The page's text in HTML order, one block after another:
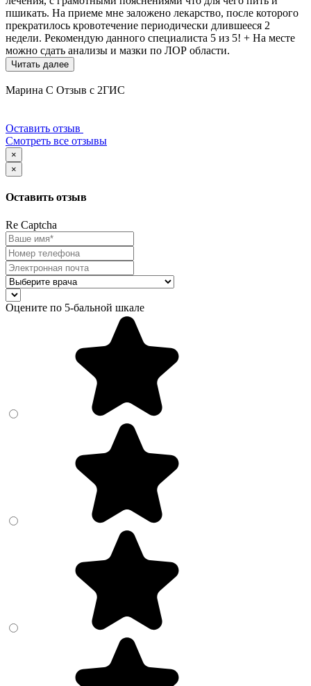
пшикать. На приеме мне заложено лекарство, после которого
прекратилось кровотечение периодически длившееся 2
недели. Рекомендую данного специалиста 5 из 5! + На месте
можно сдать анализы и мазки по ЛОР области.
Читать далее
Марина С Отзыв с 2ГИС
Оставить отзыв
Смотреть все отзывы
×
×
Оставить отзыв
Re Captcha
Оцените по 5-бальной шкале